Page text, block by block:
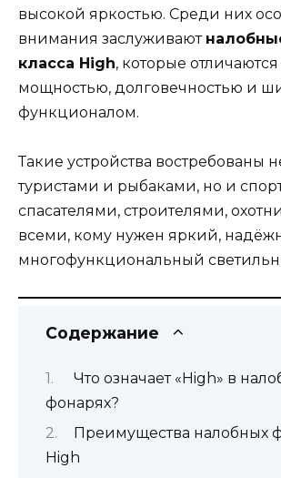
высокой яркостью. Среди них
внимания заслуживают
класса High, которые
мощностью, долговечностью и
функционалом.
Такие устройства востребованы
туристами и рыбаками, но и
спасателями, строителями,
всеми, кому нужен яркий,
многофункциональный
Содержание
Что означает «High» в
фонарях?
Преимущества налобных
High